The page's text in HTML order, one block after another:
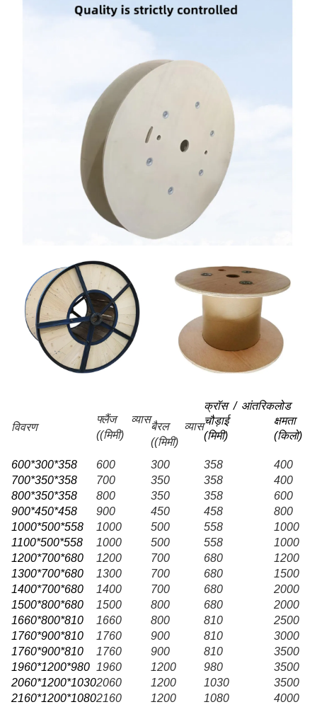
विवरण
फ्लैंज व्यास
((मिमी)
बैरल व्यास
((मिमी)
क्रॉस / आंतरिक
चौड़ाई
(मिमी)
लोड
क्षमता
(किलो)
600*300*358 600 300 358
400
700*350*358
700 350 358
400
800*350*358
800 350 358
600
900*450*458
900 450 458
800
1000*500*558
1000 500 558
1000
1100*500*558
1000 500 558
1000
1200*700*680
1200 700 680
1200
1300*700*680
1300 700 680
1500
1400*700*680
1400 700 680
2000
1500*800*680
1500 800 680
2000
1660*800*810
1660 800 810
2500
1760*900*810
1760 900 810
3000
1760*900*810
1760 900 810
3500
1960*1200*980 1960 1200 980
3500
2060*1200*10302060 1200 1030
3500
2160*1200*10802160 1200 1080
4000